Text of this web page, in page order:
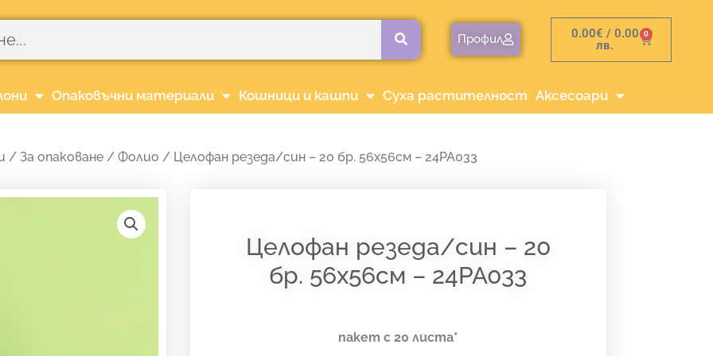
Профил 0.00€ / 0.00
лв.
0
Cart
Опаковъчни материали Кошници и кашпи Суха растителност Аксесоари
/ За опаковане / Фолио / Целофан резеда/син – 20 бр. 56х56см – 24PA033
Целофан резеда/син – 20
бр. 56х56см – 24PA033
пакет с 20 листа*